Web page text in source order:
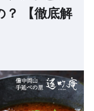
？ 【徹底解